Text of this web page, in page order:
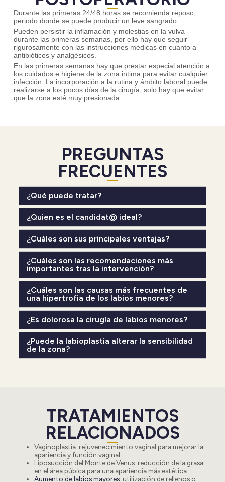
Durante las primeras 24/48 horas se recomienda reposo,
periodo donde se puede producir un leve sangrado.
Pueden persistir la inflamación y molestias en la vulva
durante las primeras semanas, por ello hay que seguir
rigurosamente con las instrucciones médicas en cuanto a
antibióticos y analgésicos.
En las primeras semanas hay que prestar especial atención a
los cuidados e higiene de la zona intima para evitar cualquier
infección. La incorporación a la rutina y ámbito laboral puede
realizarse a los pocos días de la cirugía, solo hay que evitar
que la zona esté muy presionada.
PREGUNTAS
FRECUENTES
¿Qué puede tratar?
¿Quien es el candidat@ ideal?
¿Cuáles son sus principales ventajas?
¿Cuáles son las recomendaciones más
importantes tras la intervención?
¿Cuáles son las causas más frecuentes de
una hipertrofia de los labios menores?
¿Es dolorosa la cirugía de labios menores?
¿Puede la labioplastia alterar la sensibilidad
de la zona?
TRATAMIENTOS
RELACIONADOS
Vaginoplastia: rejuvenecimiento vaginal para mejorar la
apariencia y función vaginal.
Liposucción del Monte de Venus: reducción de la grasa
en el área púbica para una apariencia más estética.
Aumento de labios mayores: utilización de rellenos o